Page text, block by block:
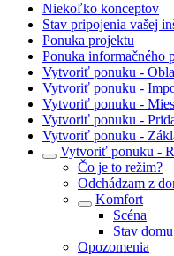
Niekoľko konceptov
Stav pripojenia vašej
Ponuka projektu
Ponuka informačného
Vytvoriť ponuku -
Vytvoriť ponuku -
Vytvoriť ponuku -
Vytvoriť ponuku -
Vytvoriť ponuku -
Vytvoriť ponuku -
Čo je to režim?
Odchádzam z
Komfort
Scéna
Stav domu
Opozomenia